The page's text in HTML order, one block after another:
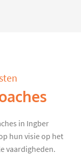
in Ingber
hun visie op het
vaardigheden.